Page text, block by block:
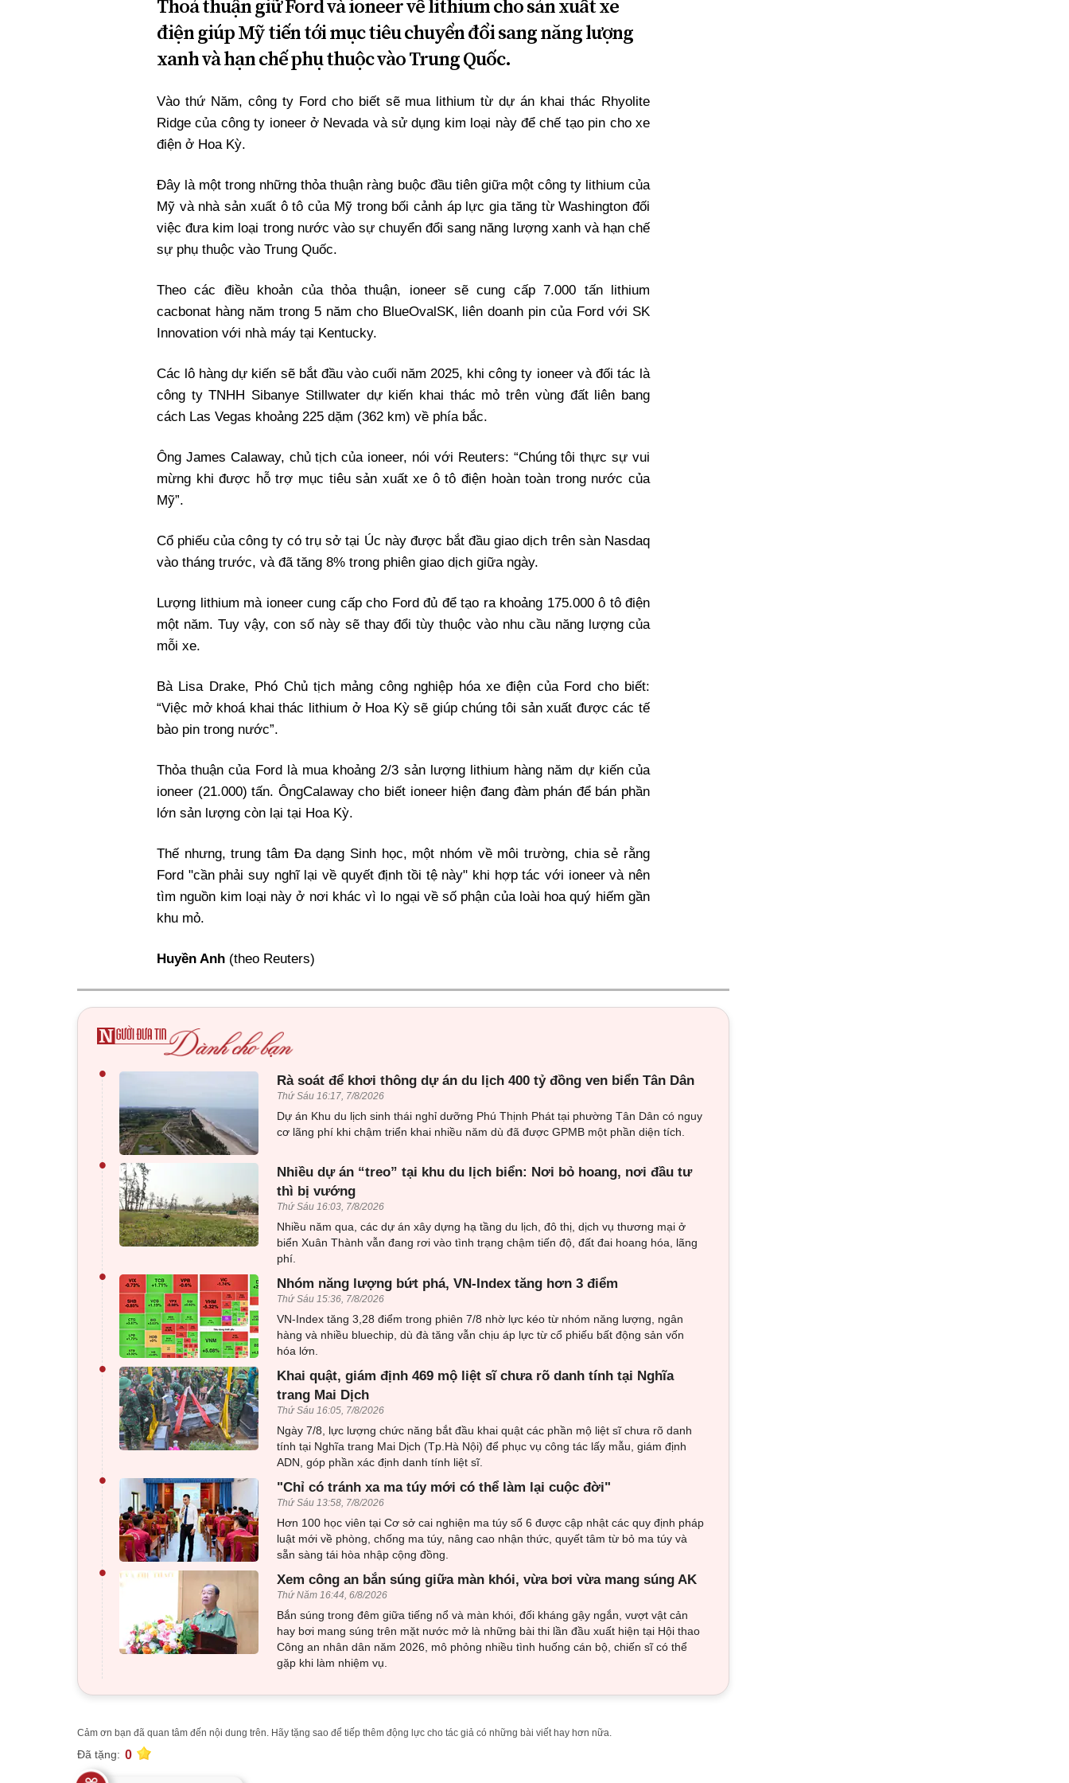
Thoả thuận giữ Ford và ioneer về lithium cho sản xuất xe
điện giúp Mỹ tiến tới mục tiêu chuyển đổi sang năng lượng
xanh và hạn chế phụ thuộc vào Trung Quốc.
Vào thứ Năm, công ty Ford cho biết sẽ mua lithium từ dự án khai thác Rhyolite
Ridge của công ty ioneer ở Nevada và sử dụng kim loại này để chế tạo pin cho xe
điện ở Hoa Kỳ.
Đây là một trong những thỏa thuận ràng buộc đầu tiên giữa một công ty lithium của
Mỹ và nhà sản xuất ô tô của Mỹ trong bối cảnh áp lực gia tăng từ Washington đối
việc đưa kim loại trong nước vào sự chuyển đổi sang năng lượng xanh và hạn chế
sự phụ thuộc vào Trung Quốc.
Theo các điều khoản của thỏa thuận, ioneer sẽ cung cấp 7.000 tấn lithium
cacbonat hàng năm trong 5 năm cho BlueOvalSK, liên doanh pin của Ford với SK
Innovation với nhà máy tại Kentucky.
Các lô hàng dự kiến sẽ ​​bắt đầu vào cuối năm 2025, khi công ty ioneer và đối tác là
công ty TNHH Sibanye Stillwater dự kiến ​​khai thác mỏ trên vùng đất liên bang
cách Las Vegas khoảng 225 dặm (362 km) về phía bắc.
Ông James Calaway, chủ tịch của ioneer, nói với Reuters: “Chúng tôi thực sự vui
mừng khi được hỗ trợ mục tiêu sản xuất xe ô tô điện hoàn toàn trong nước của
Mỹ”.
Cổ phiếu của công ty có trụ sở tại Úc này được bắt đầu giao dịch trên sàn Nasdaq
vào tháng trước, và đã tăng 8% trong phiên giao dịch giữa ngày.
Lượng lithium mà ioneer cung cấp cho Ford đủ để tạo ra khoảng 175.000 ô tô điện
một năm. Tuy vậy, con số này sẽ thay đổi tùy thuộc vào nhu cầu năng lượng của
mỗi xe.
Bà Lisa Drake, Phó Chủ tịch mảng công nghiệp hóa xe điện của Ford cho biết:
“Việc mở khoá khai thác lithium ở Hoa Kỳ sẽ giúp chúng tôi sản xuất được các tế
bào pin trong nước”.
Thỏa thuận của Ford là mua khoảng 2/3 sản lượng lithium hàng năm dự kiến ​​của
ioneer (21.000) tấn. ÔngCalaway cho biết ioneer hiện đang đàm phán để bán phần
lớn sản lượng còn lại tại Hoa Kỳ.
Thế nhưng, trung tâm Đa dạng Sinh học, một nhóm về môi trường, chia sẻ rằng
Ford "cần phải suy nghĩ lại về quyết định tồi tệ này" khi hợp tác với ioneer và nên
tìm nguồn kim loại này ở nơi khác vì lo ngại về số phận của loài hoa quý hiếm gần
khu mỏ.
Huyền Anh (theo Reuters)
• Rà soát để khơi thông dự án du lịch 400 tỷ đồng ven biển Tân Dân
Thứ Sáu 16:17, 7/8/2026
Dự án Khu du lịch sinh thái nghỉ dưỡng Phú Thịnh Phát tại phường Tân Dân có nguy
cơ lãng phí khi chậm triển khai nhiều năm dù đã được GPMB một phần diện tích.
•
Nhiều dự án “treo” tại khu du lịch biển: Nơi bỏ hoang, nơi đầu tư
thì bị vướng
Thứ Sáu 16:03, 7/8/2026
Nhiều năm qua, các dự án xây dựng hạ tầng du lịch, đô thị, dịch vụ thương mại ở
biển Xuân Thành vẫn đang rơi vào tình trạng chậm tiến độ, đất đai hoang hóa, lãng
phí.
• Nhóm năng lượng bứt phá, VN-Index tăng hơn 3 điểm
Thứ Sáu 15:36, 7/8/2026
VN-Index tăng 3,28 điểm trong phiên 7/8 nhờ lực kéo từ nhóm năng lượng, ngân
hàng và nhiều bluechip, dù đà tăng vẫn chịu áp lực từ cổ phiếu bất động sản vốn
hóa lớn.
•
Khai quật, giám định 469 mộ liệt sĩ chưa rõ danh tính tại Nghĩa
trang Mai Dịch
Thứ Sáu 16:05, 7/8/2026
Ngày 7/8, lực lượng chức năng bắt đầu khai quật các phần mộ liệt sĩ chưa rõ danh
tính tại Nghĩa trang Mai Dịch (Tp.Hà Nội) để phục vụ công tác lấy mẫu, giám định
ADN, góp phần xác định danh tính liệt sĩ.
• "Chỉ có tránh xa ma túy mới có thể làm lại cuộc đời"
Thứ Sáu 13:58, 7/8/2026
Hơn 100 học viên tại Cơ sở cai nghiện ma túy số 6 được cập nhật các quy định pháp
luật mới về phòng, chống ma túy, nâng cao nhận thức, quyết tâm từ bỏ ma túy và
sẵn sàng tái hòa nhập cộng đồng.
• Xem công an bắn súng giữa màn khói, vừa bơi vừa mang súng AK
Thứ Năm 16:44, 6/8/2026
Bắn súng trong đêm giữa tiếng nổ và màn khói, đối kháng gậy ngắn, vượt vật cản
hay bơi mang súng trên mặt nước mở là những bài thi lần đầu xuất hiện tại Hội thao
Công an nhân dân năm 2026, mô phỏng nhiều tình huống cán bộ, chiến sĩ có thể
gặp khi làm nhiệm vụ.
Cảm ơn bạn đã quan tâm đến nội dung trên. Hãy tặng sao để tiếp thêm động lực cho tác giả có những bài viết hay hơn nữa.
Đã tặng: 0